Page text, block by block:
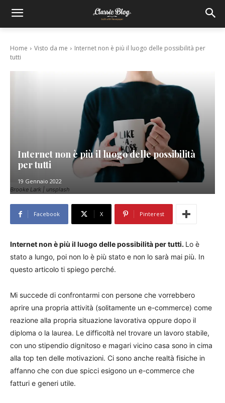
Home Visto da me
Internet non è più il luogo delle possibilità per
tutti
Brooke Lark | unsplash
Internet non è più il luogo delle possibilità
per tutti
19 Gennaio 2022
Facebook X Pinterest
Internet non è più il luogo delle possibilità per tutti. Lo è
stato a lungo, poi non lo è più stato e non lo sarà mai più. In
questo articolo ti spiego perché.
Mi succede di confrontarmi con persone che vorrebbero
aprire una propria attività (solitamente un e-commerce) come
reazione alla propria situazione lavorativa oppure dopo il
diploma o la laurea. Le difficoltà nel trovare un lavoro stabile,
con uno stipendio dignitoso e magari vicino casa sono in cima
alla top ten delle motivazioni. Ci sono anche realtà fisiche in
affanno che con due spicci esigono un e-commerce che
fatturi e generi utile.